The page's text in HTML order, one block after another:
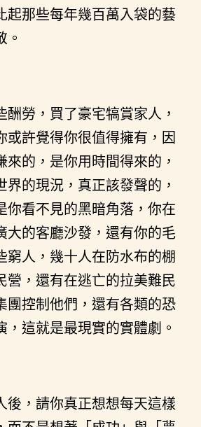
起那些每年幾百萬入袋的藝
。
酬勞，買了豪宅犒賞家人，
或許覺得你很值得擁有，因
來的，是你用時間得來的，
界的現況，真正該發聲的，
你看不見的黑暗角落，你在
大的客廳沙發，還有你的毛
窮人，幾十人在防水布的棚
營，還有在逃亡的拉美難民
團控制他們，還有各類的恐
，這就是最現實的實體劇。
後，請你真正想想每天這樣